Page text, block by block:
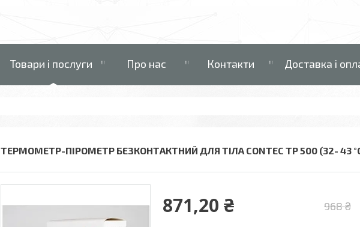
Товари і послуги Про нас Контакти Доставка і
ТЕРМОМЕТР-ПІРОМЕТР БЕЗКОНТАКТНИЙ ДЛЯ ТІЛА CONTEC ТP 500 (32- 43
968 ₴
871,20 ₴